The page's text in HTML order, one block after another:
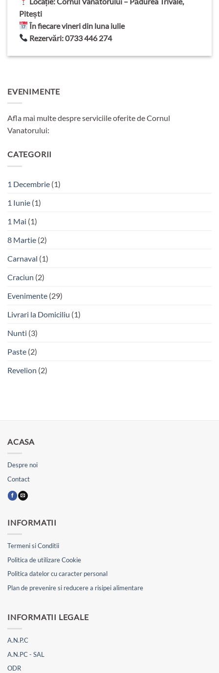
EVENIMENTE
Afla mai multe despre serviciile oferite de Cornul
Vanatorului:
CATEGORII
1 Decembrie (1)
1 Iunie (1)
1 Mai (1)
8 Martie (2)
Carnaval (1)
Craciun (2)
Evenimente (29)
Livrari la Domiciliu (1)
Nunti (3)
Paste (2)
Revelion (2)
Pitești
În fiecare vineri din luna iulie
Rezervări: 0733 446 274
ACASA
Despre noi
Contact
INFORMATII
Termeni si Conditii
Politica de utilizare Cookie
Politica datelor cu caracter personal
Plan de prevenire si reducere a risipei alimentare
INFORMATII LEGALE
A.N.P.C
A.N.PC - SAL
ODR